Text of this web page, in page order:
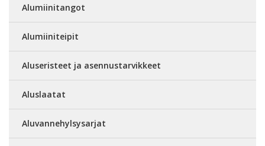
Alumiinitangot
Alumiiniteipit
Aluseristeet ja asennustarvikkeet
Aluslaatat
Aluvannehylsysarjat